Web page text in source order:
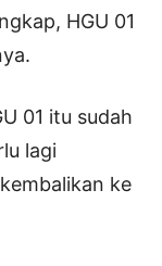
HGU 01
01 itu sudah
lagi
ke